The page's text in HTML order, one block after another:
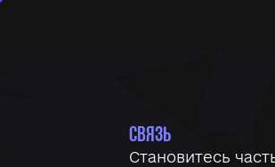
СВЯЗЬ
Становитесь